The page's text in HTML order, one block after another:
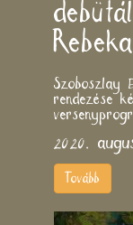
Rebeka
Szoboszlay
rendezése
2020.
Tovább